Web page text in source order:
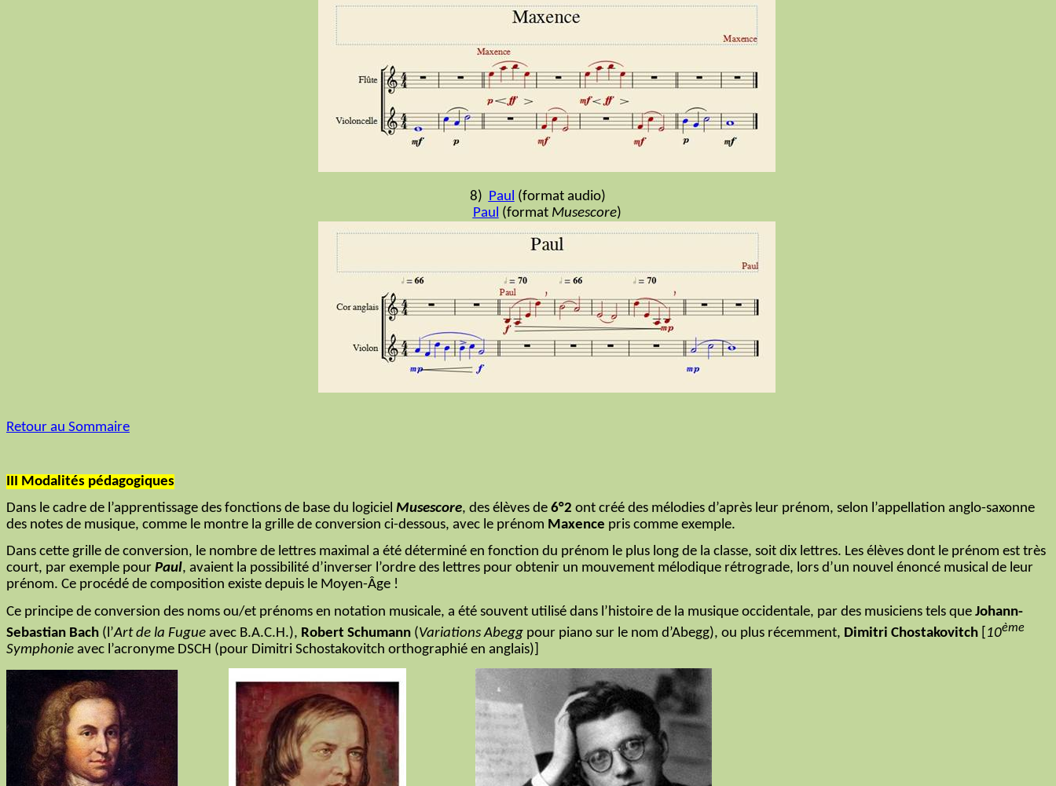
8) Paul (format audio)
Paul (format Musescore)
Retour au Sommaire
Modalités pédagogiques
Dans le cadre de l’apprentissage des fonctions de base du logiciel Musescore, des élèves de 6°2 ont créé des mélodies d’après leur prénom, selon l’appellation anglo-saxonne
des notes de musique, comme le montre la grille de conversion ci-dessous, avec le prénom Maxence pris comme exemple.
Dans cette grille de conversion, le nombre de lettres maximal a été déterminé en fonction du prénom le plus long de la classe, soit dix lettres. Les élèves dont le prénom est très
court, par exemple pour Paul, avaient la possibilité d’inverser l’ordre des lettres pour obtenir un mouvement mélodique rétrograde, lors d’un nouvel énoncé musical de leur
prénom. Ce procédé de composition existe depuis le Moyen-Âge !
Ce principe de conversion des noms ou/et prénoms en notation musicale, a été souvent utilisé dans l’histoire de la musique occidentale, par des musiciens tels que Johann-
Sebastian Bach (l’Art de la Fugue avec B.A.C.H.), Robert Schumann (Variations Abegg pour piano sur le nom d’Abegg), ou plus récemment, Dimitri Chostakovitch 10ème
Symphonie avec l’acronyme DSCH (pour Dimitri Schostakovitch orthographié en anglais)]